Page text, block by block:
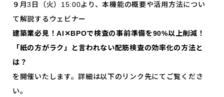
９月3日（火）15:00より、本機能の概要や活用方法につい
て解説するウェビナー
建築業必見！AI✕BPOで検査の事前準備を90%以上削減！
「紙の方がラク」と言われない配筋検査の効率化の方法と
は？
を開催いたします。詳細は以下のリンク先にてご覧くださ
い。